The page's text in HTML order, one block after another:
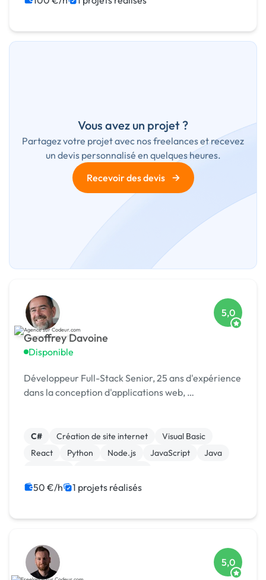
Vous avez un projet ?
Partagez votre projet avec nos freelances et recevez
un devis personnalisé en quelques heures.
Recevoir des devis
→
Geoffrey Davoine
Disponible
5,0
Développeur Full-Stack Senior, 25 ans d'expérience
dans la conception d'applications web, …
C# Création de site internet
Visual Basic
React
Python Node.js JavaScript
Java
50 €/h 1 projets réalisés
5,0